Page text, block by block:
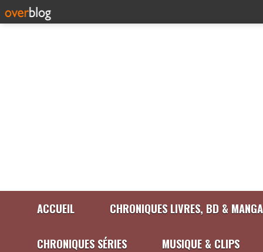
ACCUEIL CHRONIQUES LIVRES, BD &
CHRONIQUES SÉRIES MUSIQUE & CLIPS